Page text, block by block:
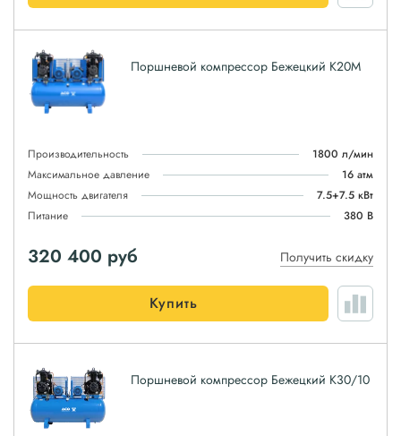
Поршневой компрессор Бежецкий К20М
Производительность
1800 л/мин
Максимальное давление
16 атм
Мощность двигателя
7.5+7.5 кВт
Питание
380 В
320 400 руб Получить скидку
Купить
Поршневой компрессор Бежецкий К30/10